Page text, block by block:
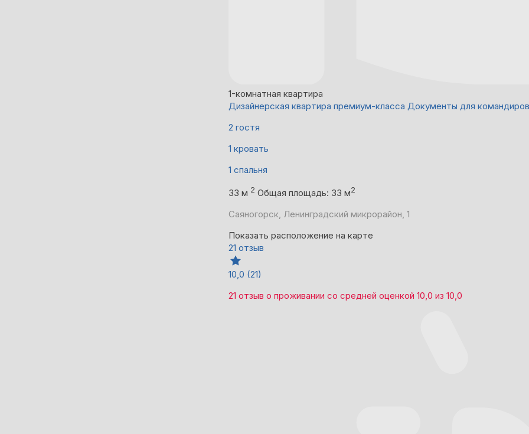
1-комнатная квартира
Дизайнерская квартира премиум-класса Документы для
2 гостя
1 кровать
1 спальня
33 м 2 Общая площадь: 33 м2
Саяногорск, Ленинградский микрорайон, 1
Показать расположение на карте
21 отзыв
10,0 (21)
21 отзыв о проживании со средней оценкой 10,0 из 10,0